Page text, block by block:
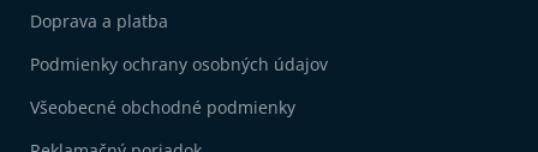
Doprava a platba
Podmienky ochrany osobných údajov
Všeobecné obchodné podmienky